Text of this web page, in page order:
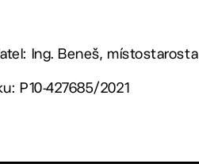
Ing. Beneš, místostarosta
P10-427685/2021